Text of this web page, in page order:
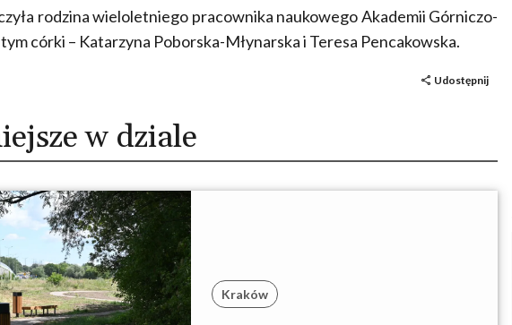
rodzina wieloletniego pracownika naukowego Akademii Górniczo-
córki – Katarzyna Poborska-Młynarska i Teresa Pencakowska.
Udostępnij
w dziale
Kraków